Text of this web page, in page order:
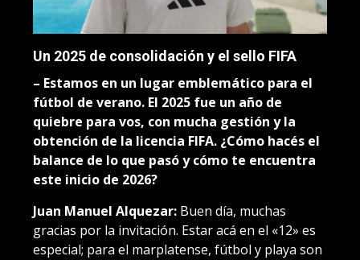
Un 2025 de consolidación y el sello FIFA
– Estamos en un lugar emblemático para el
fútbol de verano. El 2025 fue un año de
quiebre para vos, con mucha gestión y la
obtención de la licencia FIFA. ¿Cómo hacés el
balance de lo que pasó y cómo te encuentra
este inicio de 2026?
Juan Manuel Alquezar: Buen día, muchas
gracias por la invitación. Estar acá en el «12» es
especial; para el marplatense, fútbol y playa son